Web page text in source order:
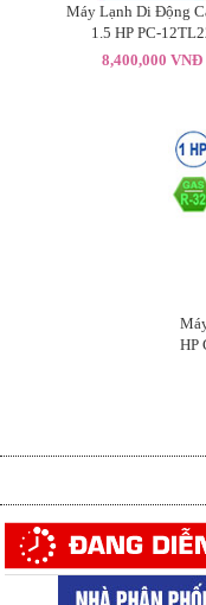
Máy Lạnh Di Động
1.5 HP PC-
8,400,000 VNĐ
HP